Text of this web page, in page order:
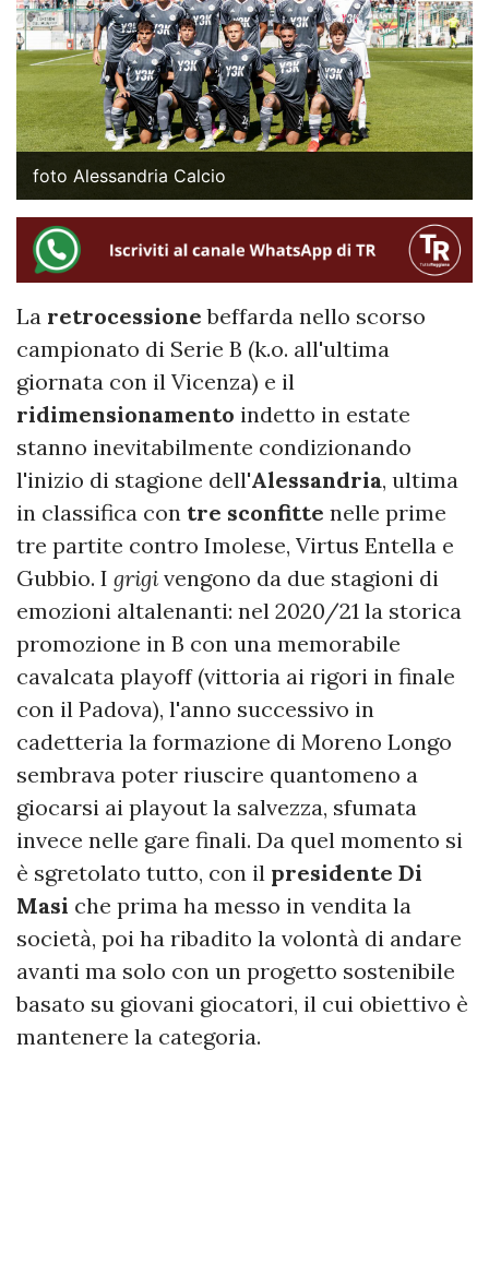
foto Alessandria Calcio
La retrocessione beffarda nello scorso
campionato di Serie B (k.o. all'ultima
giornata con il Vicenza) e il
ridimensionamento indetto in estate
stanno inevitabilmente condizionando
l'inizio di stagione dell'Alessandria, ultima
in classifica con tre sconfitte nelle prime
tre partite contro Imolese, Virtus Entella e
Gubbio. I grigi vengono da due stagioni di
emozioni altalenanti: nel 2020/21 la storica
promozione in B con una memorabile
cavalcata playoff (vittoria ai rigori in finale
con il Padova), l'anno successivo in
cadetteria la formazione di Moreno Longo
sembrava poter riuscire quantomeno a
giocarsi ai playout la salvezza, sfumata
invece nelle gare finali. Da quel momento si
è sgretolato tutto, con il presidente Di
Masi che prima ha messo in vendita la
società, poi ha ribadito la volontà di andare
avanti ma solo con un progetto sostenibile
basato su giovani giocatori, il cui obiettivo è
mantenere la categoria.